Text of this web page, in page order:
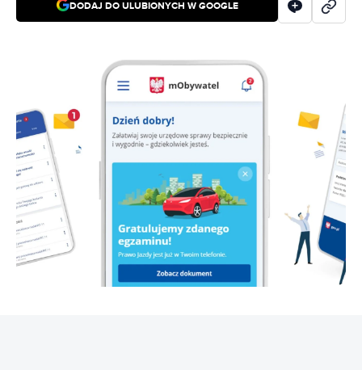
DODAJ DO ULUBIONYCH W GOOGLE